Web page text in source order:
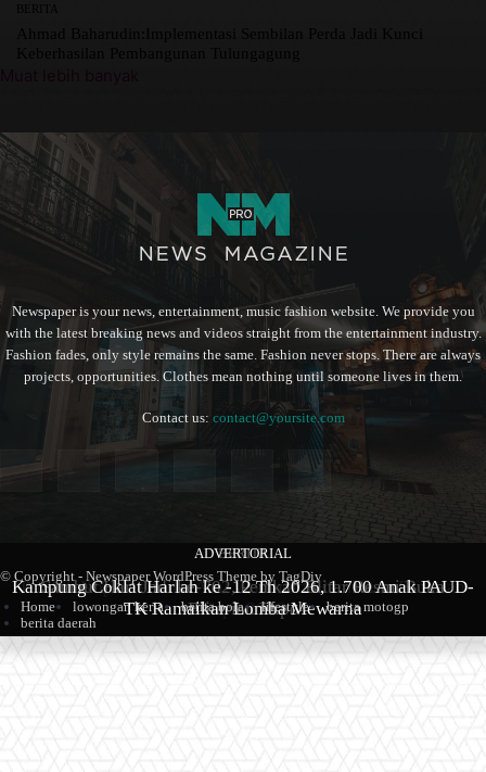
BERITA
Produk Kopi Premium Asal Wonodadi Ramaikan Blitarian
Expo 2026
BERITA
Sambut Hari Jadi ke-702, Pemkab Blitar Resmi Buka
Blitarian Expo
ADVERTORIAL
Kampung Coklat Harlah ke -12 Th 2026, 1.700 Anak PAUD-
TK Ramaikan Lomba Mewarna
BERITA
Newspaper is your news, entertainment, music fashion website. We provide you
with the latest breaking news and videos straight from the entertainment industry.
Fashion fades, only style remains the same. Fashion never stops. There are always
projects, opportunities. Clothes mean nothing until someone lives in them.
Contact us: contact@yoursite.com
© Copyright - Newspaper WordPress Theme by TagDiv
Home
lowongan kerja berita bola lifestyle
berita motogp
berita daerah